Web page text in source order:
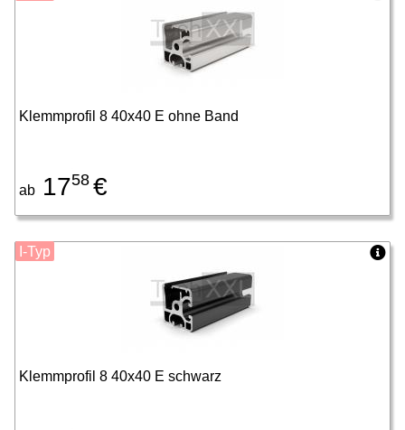
Klemmprofil 8 40x40 E ohne Band
ab 1758 €
Klemmprofil 8 40x40 E schwarz
I-Typ